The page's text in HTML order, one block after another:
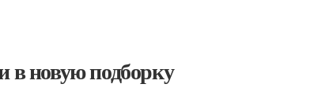
в новую подборку